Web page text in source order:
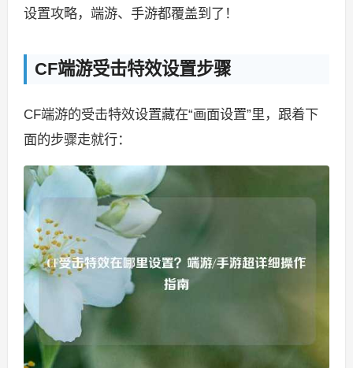
设置攻略，端游、手游都覆盖到了！
CF端游受击特效设置步骤
CF端游的受击特效设置藏在“画面设置”里，跟着下
面的步骤走就行：